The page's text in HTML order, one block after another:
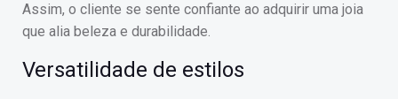
Assim, o cliente se sente confiante ao adquirir uma joia
que alia beleza e durabilidade.
Versatilidade de estilos